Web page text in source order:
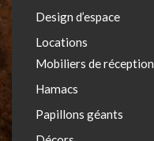
Design d’espace
Locations
Mobiliers de réception
Hamacs
Papillons géants